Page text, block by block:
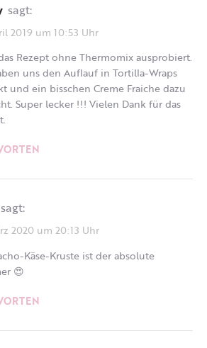
sagt:
2019 um 10:53 Uhr
Rezept ohne Thermomix ausprobiert.
uns den Auflauf in Tortilla-Wraps
und ein bisschen Creme Fraiche dazu
Super lecker !!! Vielen Dank für das
sagt:
2020 um 20:13 Uhr
Käse-Kruste ist der absolute
😍